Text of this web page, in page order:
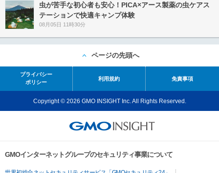
虫が苦手な初心者も安心！PICA×アース製薬の虫ケアス
テーションで快適キャンプ体験
08月05日 11時30分
ページの先頭へ
プライバシー
ポリシー
利用規約 免責事項
Copyright © 2026 GMO INSIGHT Inc. All Rights Reserved.
GMOインターネットグループのセキュリティ事業について